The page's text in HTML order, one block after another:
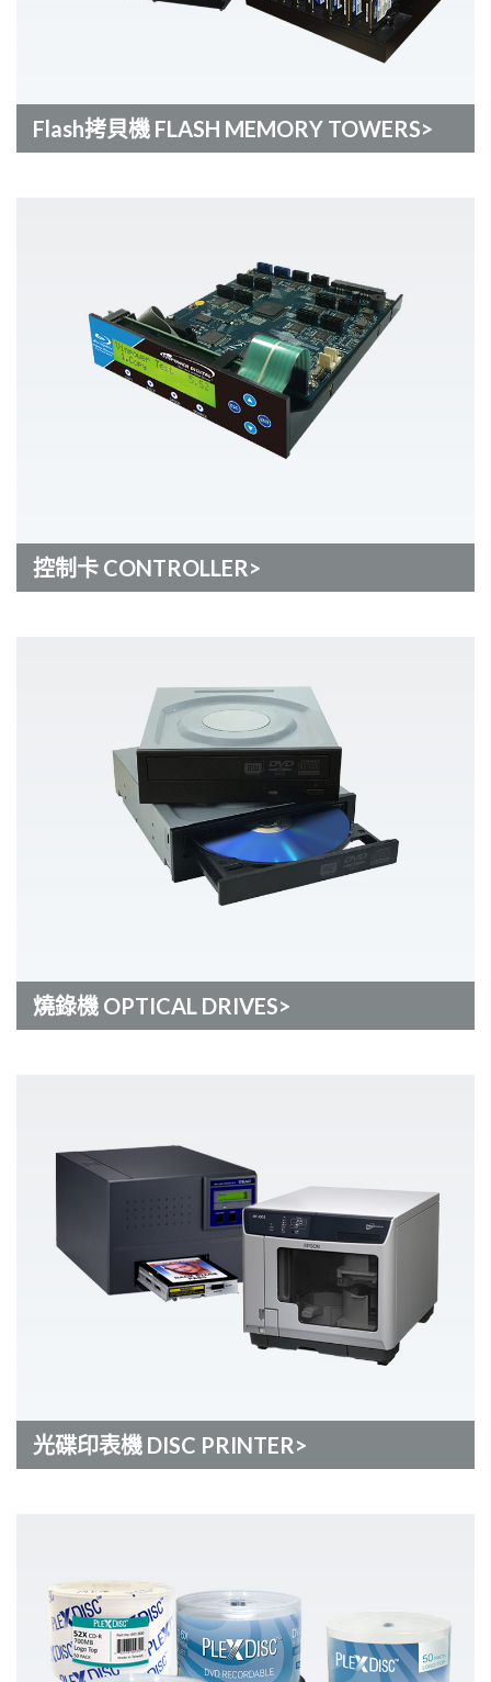
Flash拷貝機 FLASH MEMORY TOWERS>
控制卡 CONTROLLER>
燒錄機 OPTICAL DRIVES>
光碟印表機 DISC PRINTER>